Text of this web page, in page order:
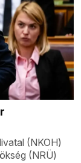
(NKOH)
(NRÜ)